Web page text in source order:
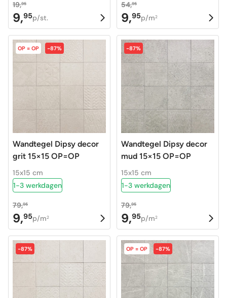
19,95
Oorspronkelijke
prijs
was:
19,95.
9,95
Huidige
prijs
is:
9,95.
p/st.
54,95
Oorspronkelijke
prijs
was:
54,95.
9,95
Huidige
prijs
is:
9,95.
p/m2
OP = OP -87%
Wandtegel Dipsy decor
grit 15×15 OP=OP
15x15 cm
1-3 werkdagen
79,95
Oorspronkelijke
prijs
was:
79,95.
9,95
Huidige
prijs
is:
9,95.
p/m2
-87%
Wandtegel Dipsy decor
mud 15×15 OP=OP
15x15 cm
1-3 werkdagen
79,95
Oorspronkelijke
prijs
was:
79,95.
9,95
Huidige
prijs
is:
9,95.
p/m2
-87% OP = OP -87%